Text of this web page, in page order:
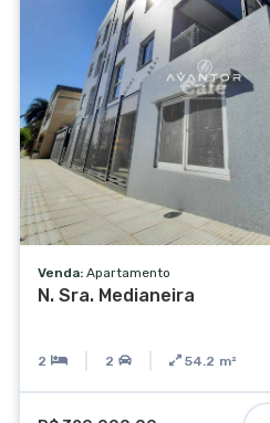
Venda: Apartamento
N. Sra. Medianeira
2 2 54.2 m²